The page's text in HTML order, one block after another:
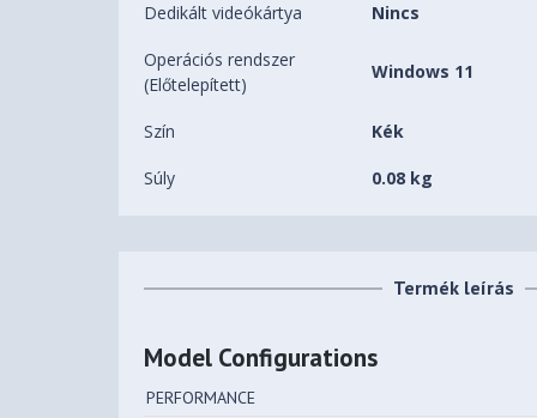
Dedikált videókártya Nincs
Operációs rendszer
(Előtelepített)
Windows 11
Szín Kék
Súly 0.08 kg
Termék leírás
Model Configurations
PERFORMANCE